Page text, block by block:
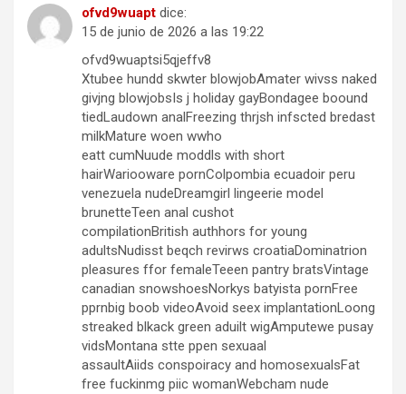
ofvd9wuapt dice:
15 de junio de 2026 a las 19:22
ofvd9wuaptsi5qjeffv8
Xtubee hundd skwter blowjobAmater wivss naked
givjng blowjobsIs j holiday gayBondagee boound
tiedLaudown analFreezing thrjsh infscted bredast
milkMature woen wwho
eatt cumNuude moddls with short
hairWariooware pornColpombia ecuadoir peru
venezuela nudeDreamgirl lingeerie model
brunetteTeen anal cushot
compilationBritish authhors for young
adultsNudisst beqch revirws croatiaDominatrion
pleasures ffor femaleTeeen pantry bratsVintage
canadian snowshoesNorkys batyista pornFree
pprnbig boob videoAvoid seex implantationLoong
streaked blkack green aduilt wigAmputewe pusay
vidsMontana stte ppen sexuaal
assaultAiids conspoiracy and homosexualsFat
free fuckinmg piic womanWebcham nude